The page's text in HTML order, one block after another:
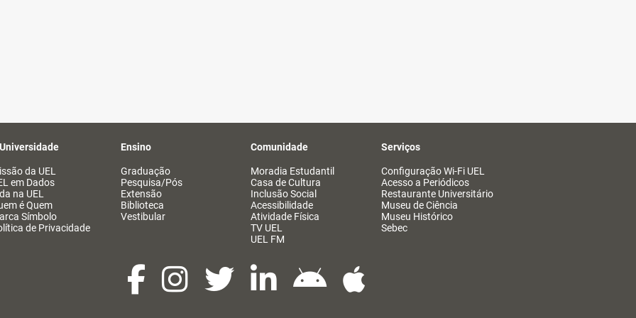
da UEL
em Dados
na UEL
é Quem
Símbolo
de Privacidade
Ensino
Graduação
Pesquisa/Pós
Extensão
Biblioteca
Vestibular
Comunidade
Moradia Estudantil
Casa de Cultura
Inclusão Social
Acessibilidade
Atividade Física
TV UEL
UEL FM
Serviços
Configuração Wi-Fi UEL
Acesso a Periódicos
Restaurante Universitário
Museu de Ciência
Museu Histórico
Sebec